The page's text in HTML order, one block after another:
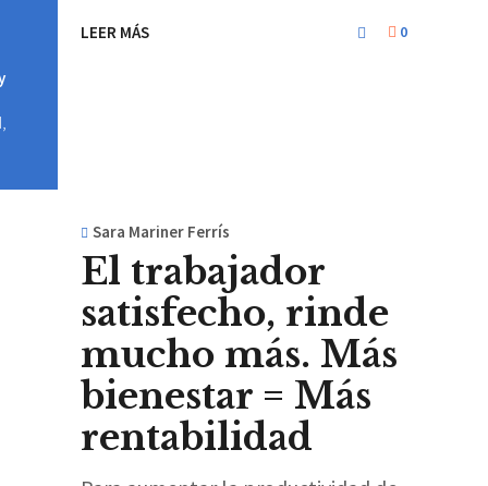
LEER MÁS 0
,
Sara Mariner Ferrís
El trabajador
satisfecho, rinde
mucho más. Más
bienestar = Más
rentabilidad